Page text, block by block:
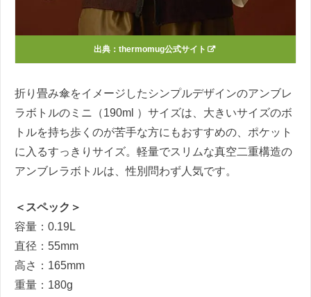
出典：thermomug公式サイト
折り畳み傘をイメージしたシンプルデザインのアンブレ
ラボトルのミニ（190ml ）サイズは、大きいサイズのボ
トルを持ち歩くのが苦手な方にもおすすめの、ポケット
に入るすっきりサイズ。軽量でスリムな真空二重構造の
アンブレラボトルは、性別問わず人気です。
＜スペック＞
容量：0.19L
直径：55mm
高さ：165mm
重量：180g